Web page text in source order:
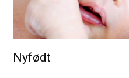
Nyfødt